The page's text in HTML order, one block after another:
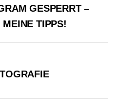
GESPERRT –
TIPPS!